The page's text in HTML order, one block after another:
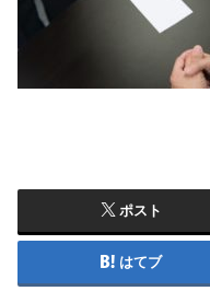
ポスト
はてブ